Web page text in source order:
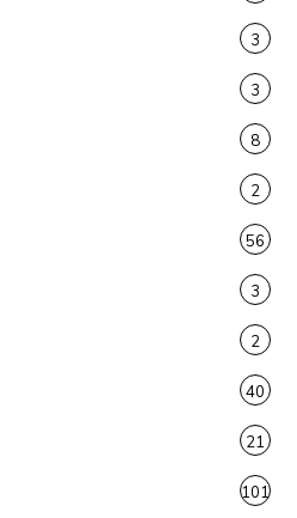
3
3
8
2
56
3
2
40
21
101